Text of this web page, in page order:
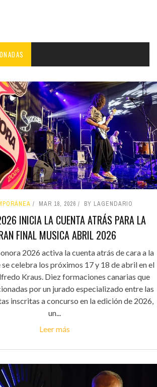
MAR 18, 2026 BY LAGENDARIO
INICIA LA CUENTA ATRÁS PARA LA
FINAL MUSICA ABRIL 2026
2026 activa la cuenta atrás de cara a la
celebra los próximos 17 y 18 de abril en el
Kraus. Diez formaciones canarias que
por un jurado especializado entre las
inscritas a concurso en la edición de 2026,
un...
Leer más